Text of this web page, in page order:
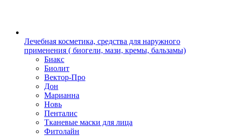
Лечебная косметика, средства для наружного
применения ( биогели, мази, кремы, бальзамы)
Биакс
Биолит
Вектор-Про
Дон
Марианна
Новь
Пенталис
Тканевые маски для лица
Фитолайн